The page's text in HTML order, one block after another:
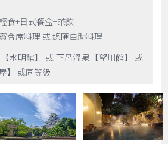
食+日式餐盒+茶飲
會席料理 或 總匯自助料理
【水明館】 或 下呂溫泉【望川館】 或
】 或同等級